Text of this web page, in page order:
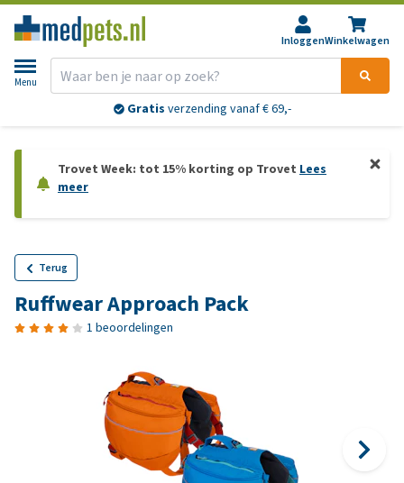
InloggenWinkelwagen
Menu
Gratis verzending vanaf € 69,-
Trovet Week: tot 15% korting op Trovet Lees
meer
Terug
Ruffwear Approach Pack
1 beoordelingen